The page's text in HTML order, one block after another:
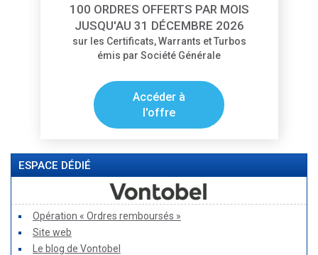
100 ORDRES OFFERTS PAR MOIS
JUSQU'AU 31 DÉCEMBRE 2026
sur les Certificats, Warrants et Turbos
émis par Société Générale
Accéder à
l'offre
ESPACE DÉDIÉ
Opération « Ordres remboursés »
Site web
Le blog de Vontobel